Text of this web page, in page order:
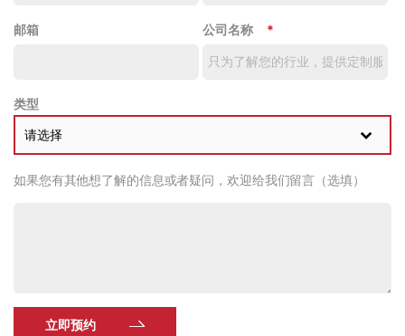
邮箱 公司名称 *
类型
请选择
如果您有其他想了解的信息或者疑问，欢迎给我们留言（选填）
立即预约